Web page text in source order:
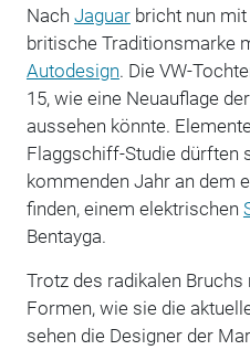
Nach Jaguarbricht nun mit
britische Traditionsmarke
Autodesign. Die VW-
15, wie eine Neuauflage
aussehen könnte.
Flaggschiff-Studie dürften
kommenden Jahr an dem
finden, einem elektrischen
Bentayga.
Trotz des radikalen
Formen, wie sie die
sehen die Designer der